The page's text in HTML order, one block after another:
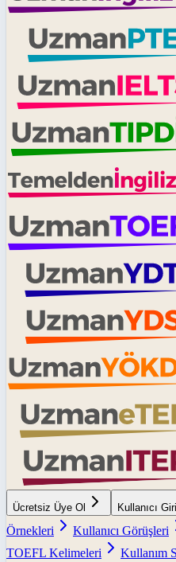
Ücretsiz Üye Ol Kullanıcı
Örnekleri
Kullanıcı Görüşleri
TOEFL Kelimeleri
Kullanım